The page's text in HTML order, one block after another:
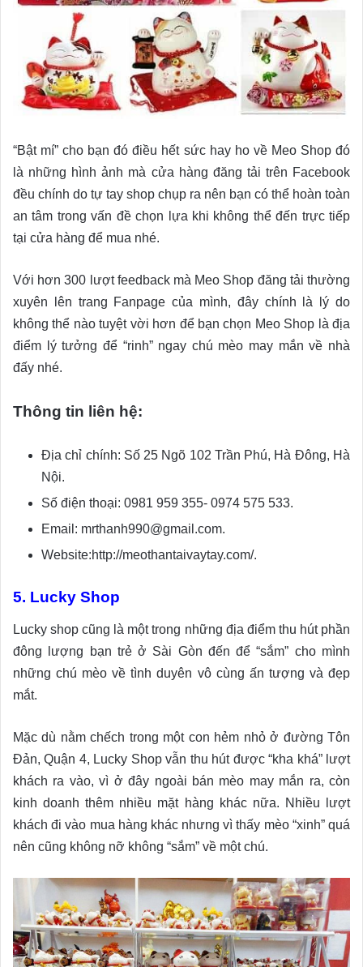
“Bật mí” cho bạn đó điều hết sức hay ho về Meo Shop đó
là những hình ảnh mà cửa hàng đăng tải trên Facebook
đều chính do tự tay shop chụp ra nên bạn có thể hoàn toàn
an tâm trong vấn đề chọn lựa khi không thể đến trực tiếp
tại cửa hàng để mua nhé.
Với hơn 300 lượt feedback mà Meo Shop đăng tải thường
xuyên lên trang Fanpage của mình, đây chính là lý do
không thể nào tuyệt vời hơn để bạn chọn Meo Shop là địa
điểm lý tưởng để “rinh” ngay chú mèo may mắn về nhà
đấy nhé.
Thông tin liên hệ:
Địa chỉ chính: Số 25 Ngõ 102 Trần Phú, Hà Đông, Hà
Nội.
Số điện thoại: 0981 959 355- 0974 575 533.
Email: mrthanh990@gmail.com.
Website:http://meothantaivaytay.com/.
5. Lucky Shop
Lucky shop cũng là một trong những địa điểm thu hút phần
đông lượng bạn trẻ ở Sài Gòn đến để “sắm” cho mình
những chú mèo về tình duyên vô cùng ấn tượng và đẹp
mắt.
Mặc dù nằm chếch trong một con hẻm nhỏ ở đường Tôn
Đản, Quận 4, Lucky Shop vẫn thu hút được “kha khá” lượt
khách ra vào, vì ở đây ngoài bán mèo may mắn ra, còn
kinh doanh thêm nhiều mặt hàng khác nữa. Nhiều lượt
khách đi vào mua hàng khác nhưng vì thấy mèo “xinh” quá
nên cũng không nỡ không “sắm” về một chú.